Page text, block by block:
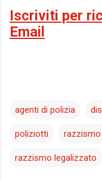
Iscriviti per
Email
agenti di polizia
poliziotti
razzismo legalizzato